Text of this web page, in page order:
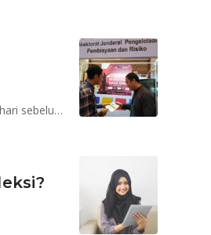
Rata-rata penjualan per hari sekitar Rp430,2 miliar, atau meningkat dibandingkan hari sebelumnya Rp382,6 miliar